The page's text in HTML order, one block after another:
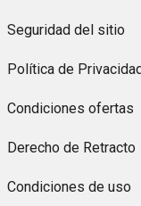
Seguridad del sitio
Política de
Condiciones ofertas
Derecho de Retracto
Condiciones de uso